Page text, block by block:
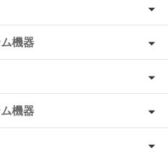
機器
機器